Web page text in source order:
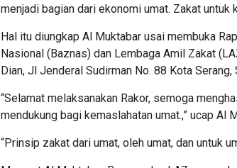
menjadi bagian dari ekonomi umat. Zakat untuk
Hal itu diungkap Al Muktabar usai membuka
Nasional (Baznas) dan Lembaga Amil Zakat
Dian, Jl Jenderal Sudirman No. 88 Kota
“Selamat melaksanakan Rakor, semoga
mendukung bagi kemaslahatan umat.,” ucap Al
“Prinsip zakat dari umat, oleh umat, dan untuk